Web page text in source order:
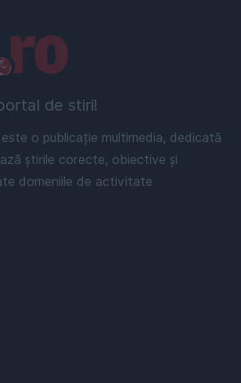
de stiri!
este o publicație multimedia, dedicată
știrile corecte, obiective și
domeniile de activitate